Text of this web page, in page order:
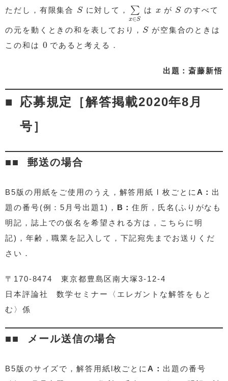
ただし，有限集合 S
Sに対して， ∑
x∈S
∑x ∈ S
は x
xが S
S のすべて
の元を動くときの和を表しており， S
Sが空集合のときは
この和は 0
0であると考える．
出題：斎藤新悟
応募規定［解答掲載2020年8月
号］
郵送の場合
B5版の用紙をご使用のうえ，解答用紙 l 枚ごとに A： 出
題の番号(例：5月号出題1)， B：住所，氏名(ふりがなも
明記，誌上での仮名を希望される方は，こちらに明
記)，年齢，職業を記入して，下記宛先までお送りくだ
さい．
〒170-8474 東京都豊島区南大塚3-12-4
日本評論社 数学セミナー〈エレガントな解答をもと
む〉係
メール送信の場合
B5版のサイズで，解答用紙l枚ごとにA： 出題の番号